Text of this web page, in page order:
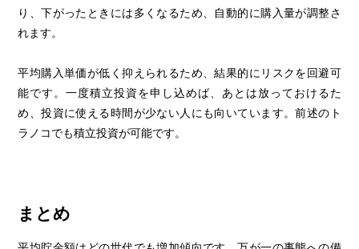
り、下がったときには多くなるため、自動的に購入量が調整さ
れます。
平均購入単価が低く抑えられるため、結果的にリスクを回避可
能です。一度積立投資を申し込めば、あとは放っておけるた
め、投資に使える時間が少ない人にも向いています。前述のト
ラノコでも積立投資が可能です。
まとめ